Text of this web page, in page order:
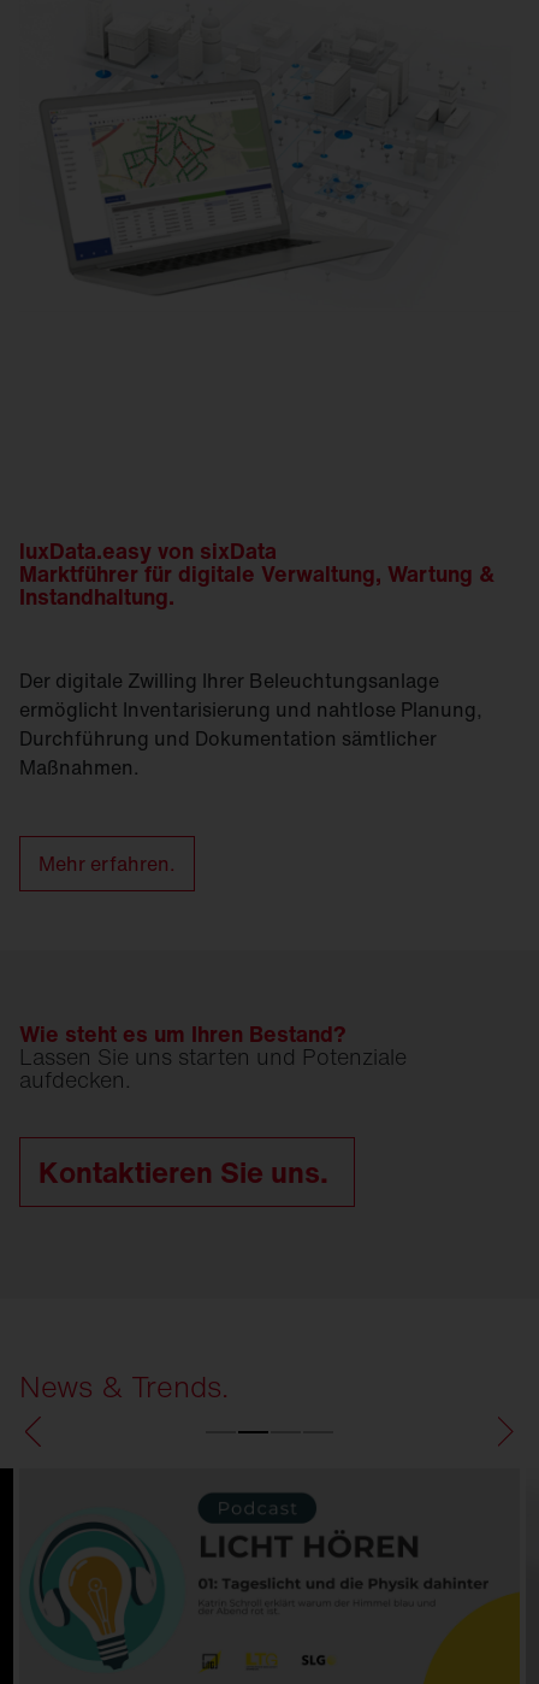
luxData.easy von sixData
Marktführer für digitale Verwaltung, Wartung &
Instandhaltung.
Der digitale Zwilling Ihrer Beleuchtungsanlage
ermöglicht Inventarisierung und nahtlose Planung,
Durchführung und Dokumentation sämtlicher
Maßnahmen.
Mehr erfahren.
Wie steht es um Ihren Bestand?
Lassen Sie uns starten und Potenziale
aufdecken.
Kontaktieren Sie uns.
News & Trends.